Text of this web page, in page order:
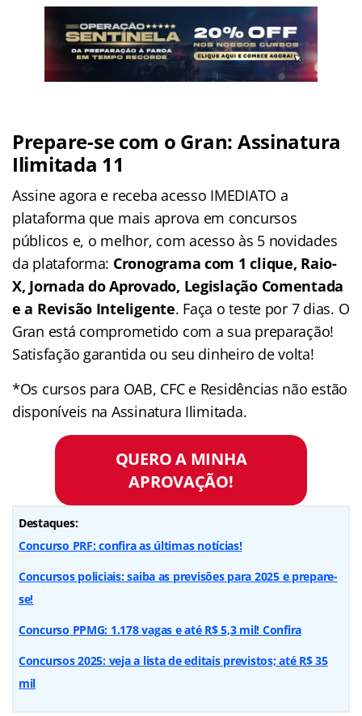
Prepare-se com o Gran: Assinatura
Ilimitada 11
Assine agora e receba acesso IMEDIATO a
plataforma que mais aprova em concursos
públicos e, o melhor, com acesso às 5 novidades
da plataforma: Cronograma com 1 clique, Raio-
X, Jornada do Aprovado, Legislação Comentada
e a Revisão Inteligente. Faça o teste por 7 dias. O
Gran está comprometido com a sua preparação!
Satisfação garantida ou seu dinheiro de volta!
*Os cursos para OAB, CFC e Residências não estão
disponíveis na Assinatura Ilimitada.
QUERO A MINHA
APROVAÇÃO!
Destaques:
Concurso PRF: confira as últimas notícias!
Concursos policiais: saiba as previsões para 2025 e prepare-
se!
Concurso PPMG: 1.178 vagas e até R$ 5,3 mil! Confira
Concursos 2025: veja a lista de editais previstos; até R$ 35
mil